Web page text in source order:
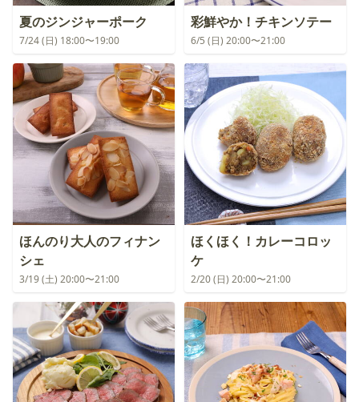
夏のジンジャーポーク
7/24 (日) 18:00〜19:00
彩鮮やか！チキンソテー
6/5 (日) 20:00〜21:00
ほんのり大人のフィナン
シェ
3/19 (土) 20:00〜21:00
ほくほく！カレーコロッ
ケ
2/20 (日) 20:00〜21:00